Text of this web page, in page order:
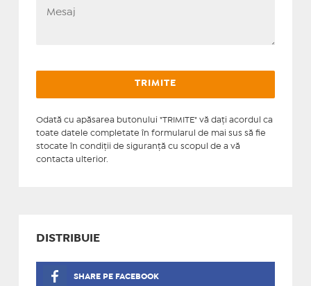
Odată cu apăsarea butonului "TRIMITE" vă daţi acordul ca
toate datele completate în formularul de mai sus să fie
stocate în condiţii de siguranţă cu scopul de a vă
contacta ulterior.
DISTRIBUIE
SHARE PE FACEBOOK